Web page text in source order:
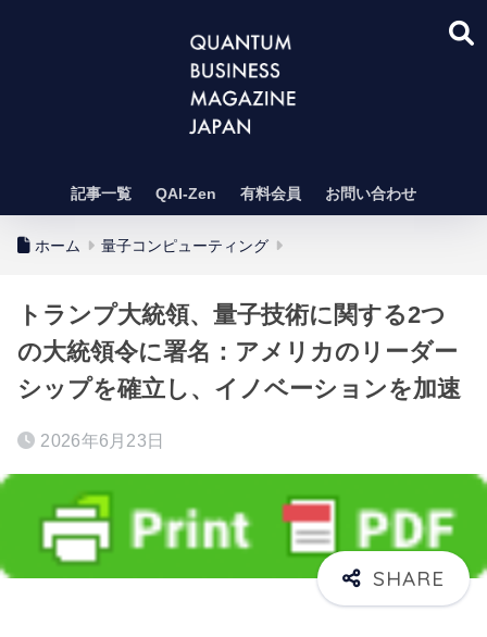
記事一覧 QAI-Zen 有料会員 お問い合わせ
ホーム 量子コンピューティング
トランプ大統領、量子技術に関する2つ
の大統領令に署名：アメリカのリーダー
シップを確立し、イノベーションを加速
2026年6月23日